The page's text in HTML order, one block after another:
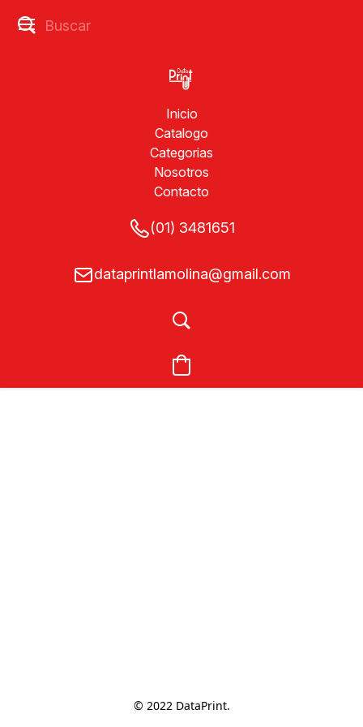
Inicio
Catalogo
Categorias
Nosotros
Contacto
(01) 3481651
dataprintlamolina@gmail.com
© 2022 DataPrint.